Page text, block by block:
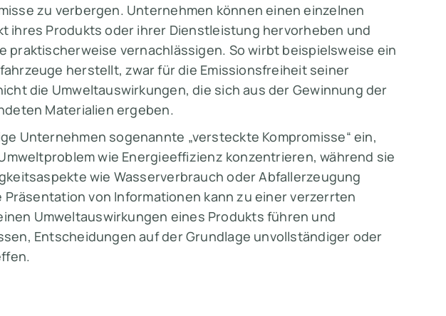
zu verbergen. Unternehmen können einen einzelnen
ihres Produkts oder ihrer Dienstleistung hervorheben und
praktischerweise vernachlässigen. So wirbt beispielsweise ein
herstellt, zwar für die Emissionsfreiheit seiner
die Umweltauswirkungen, die sich aus der Gewinnung der
Materialien ergeben.
Unternehmen sogenannte „versteckte Kompromisse“ ein,
wie Energieeffizienz konzentrieren, während sie
wie Wasserverbrauch oder Abfallerzeugung
von Informationen kann zu einer verzerrten
Umweltauswirkungen eines Produkts führen und
Entscheidungen auf der Grundlage unvollständiger oder